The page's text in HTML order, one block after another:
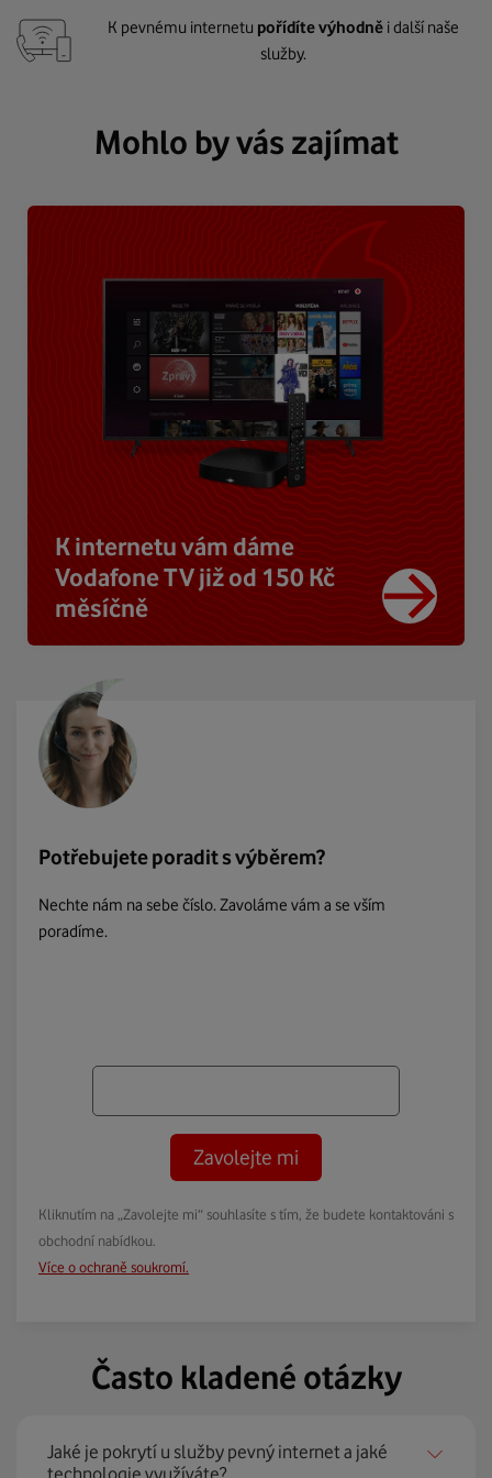
K pevnému internetu pořídíte výhodně i další naše
služby.
Mohlo by vás zajímat
K internetu vám dáme
Vodafone TV již od 150 Kč
měsíčně
Potřebujete poradit s výběrem?
Nechte nám na sebe číslo. Zavoláme vám a se vším
poradíme.
Zavolejte mi
Kliknutím na „Zavolejte mi“ souhlasíte s tím, že budete kontaktováni s
obchodní nabídkou.
Více o ochraně soukromí.
Často kladené otázky
Jaké je pokrytí u služby pevný internet a jaké
technologie využíváte?